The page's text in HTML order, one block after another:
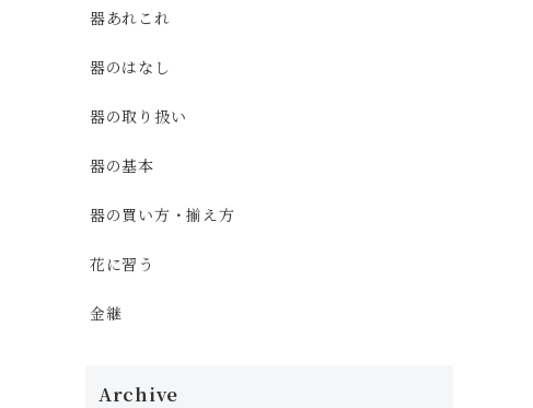
器あれこれ
器のはなし
器の取り扱い
器の基本
器の買い方・揃え方
花に習う
金継
Archive